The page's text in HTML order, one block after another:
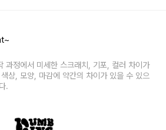
~
과정에서 미세한 스크래치, 기포, 컬러 차이가
상, 모양, 마감에 약간의 차이가 있을 수 있으
.